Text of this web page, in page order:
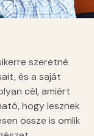
szeretné
és a saját
cél, amiért
hogy lesznek
össze is omlik